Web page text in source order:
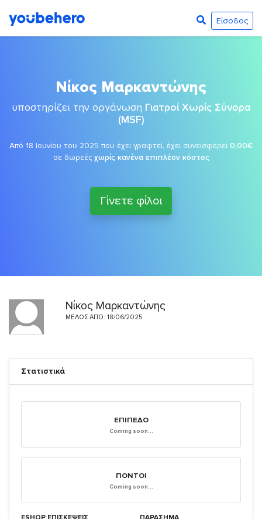
Είσοδος
Νίκος Μαρκαντώνης
υποστηρίζει την οργάνωση Γιατροί Χωρίς Σύνορα
(MSF)
Από 18 Ιουνίου του 2025 που έχει γραφτεί, έχει συνεισφέρει 0,00€
σε δωρεές χωρίς κανένα επιπλέον κόστος
Γίνετε φίλοι
Νίκος Μαρκαντώνης
ΜΈΛΟΣ ΑΠΌ: 18/06/2025
Στατιστικά
ΕΠΊΠΕΔΟ
Coming soon...
ΠΌΝΤΟΙ
Coming soon...